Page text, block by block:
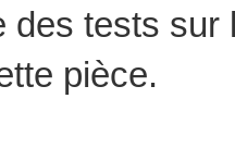
des tests
pièce.